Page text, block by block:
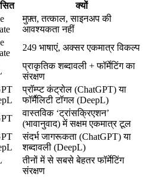
क्यों
मुफ़्त, तत्काल, साइनअप की
आवश्यकता नहीं
249 भाषाएं, अक्सर एकमात्र विकल्प
प्राकृतिक शब्दावली + फॉर्मेटिंग का
संरक्षण
प्रॉम्प्ट कंट्रोल (ChatGPT) या
फॉर्मैलिटी टॉगल (DeepL)
वास्तविक ‘ट्रांसक्रिएशन’
(भावानुवाद) में सक्षम एकमात्र टूल
संदर्भ जागरूकता (ChatGPT) या
शब्दावली (DeepL)
तीनों में से सबसे बेहतर फॉर्मेटिंग
संरक्षण